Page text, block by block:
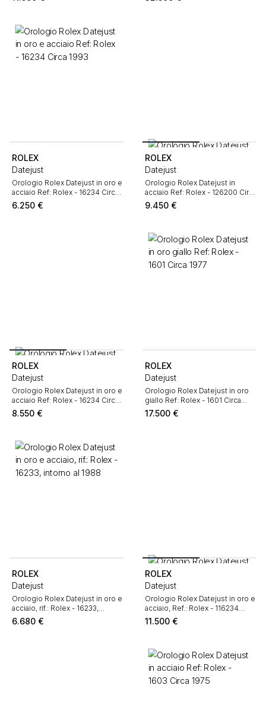
ROLEX
Datejust
Orologio Rolex Datejust in oro e
acciaio Ref: Rolex - 16234 Circa
1993
6.250 €
ROLEX
Datejust
Orologio Rolex Datejust in
acciaio Ref: Rolex - 126200 Circa
2019
9.450 €
ROLEX
Datejust
Orologio Rolex Datejust in oro e
acciaio Ref: Rolex - 16234 Circa
1997
8.550 €
ROLEX
Datejust
Orologio Rolex Datejust in oro
giallo Ref: Rolex - 1601 Circa
1977
17.500 €
ROLEX
Datejust
Orologio Rolex Datejust in oro e
acciaio, rif.: Rolex - 16233,
intorno al 1988
6.680 €
ROLEX
Datejust
Orologio Rolex Datejust in oro e
acciaio, Ref.: Rolex - 116234
Circa 2010
11.500 €